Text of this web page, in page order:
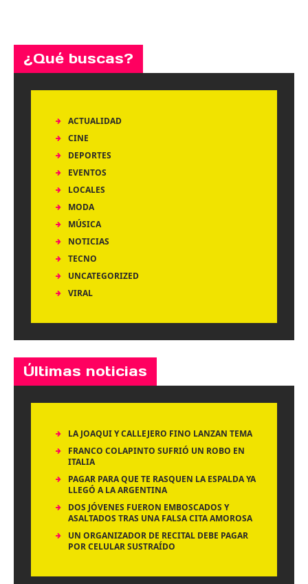
¿Qué buscas?
ACTUALIDAD
CINE
DEPORTES
EVENTOS
LOCALES
MODA
MÚSICA
NOTICIAS
TECNO
UNCATEGORIZED
VIRAL
Últimas noticias
LA JOAQUI Y CALLEJERO FINO LANZAN TEMA
FRANCO COLAPINTO SUFRIÓ UN ROBO EN
ITALIA
PAGAR PARA QUE TE RASQUEN LA ESPALDA YA
LLEGÓ A LA ARGENTINA
DOS JÓVENES FUERON EMBOSCADOS Y
ASALTADOS TRAS UNA FALSA CITA AMOROSA
UN ORGANIZADOR DE RECITAL DEBE PAGAR
POR CELULAR SUSTRAÍDO